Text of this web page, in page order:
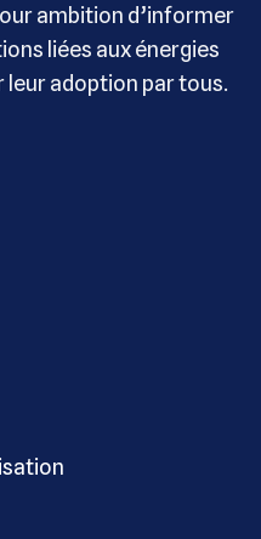
ambition d’informer
liées aux énergies
leur adoption par tous.